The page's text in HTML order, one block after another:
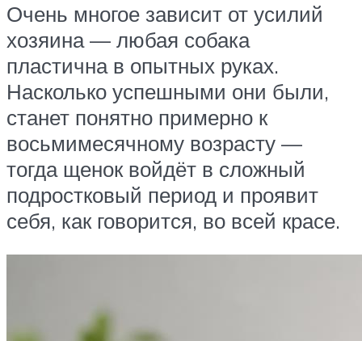
Очень многое зависит от усилий
хозяина — любая собака
пластична в опытных руках.
Насколько успешными они были,
станет понятно примерно к
восьмимесячному возрасту —
тогда щенок войдёт в сложный
подростковый период и проявит
себя, как говорится, во всей красе.